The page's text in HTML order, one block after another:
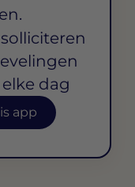
dag
app